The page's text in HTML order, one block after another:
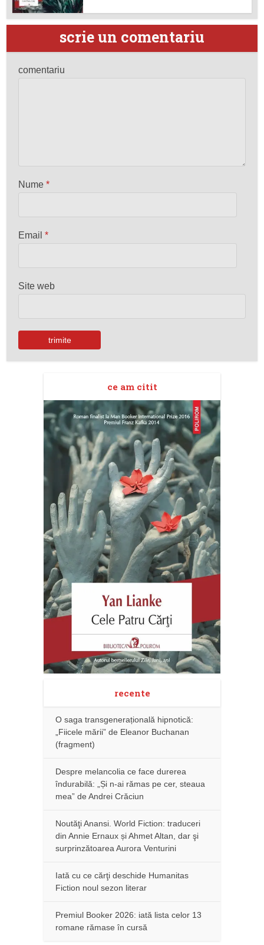
scrie un comentariu
comentariu
Nume*
Email*
Site web
ce am citit
recente
O saga transgenerațională hipnotică:
„Fiicele mării” de Eleanor Buchanan
(fragment)
Despre melancolia ce face durerea
îndurabilă: „Și n-ai rămas pe cer, steaua
mea” de Andrei Crăciun
Noutăţi Anansi. World Fiction: traduceri
din Annie Ernaux și Ahmet Altan, dar şi
surprinzătoarea Aurora Venturini
Iată cu ce cărţi deschide Humanitas
Fiction noul sezon literar
Premiul Booker 2026: iată lista celor 13
romane rămase în cursă